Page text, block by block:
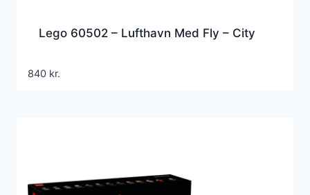
Lego 60502 – Lufthavn Med Fly – City
840 kr.